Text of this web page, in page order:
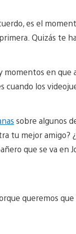
es el
Quizás te
en
los
sobre algunos
tu mejor amigo?
que se va en
queremos